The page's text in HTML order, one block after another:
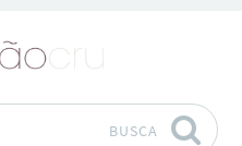
BUSCA